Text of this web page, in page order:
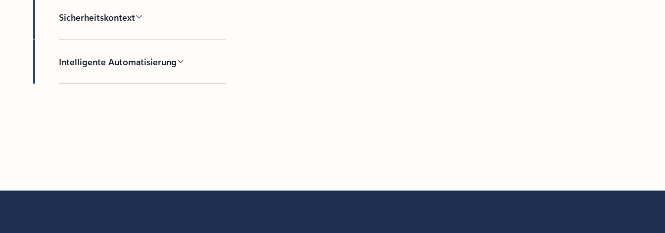
Sicherheitskontext
Intelligente Automatisierung